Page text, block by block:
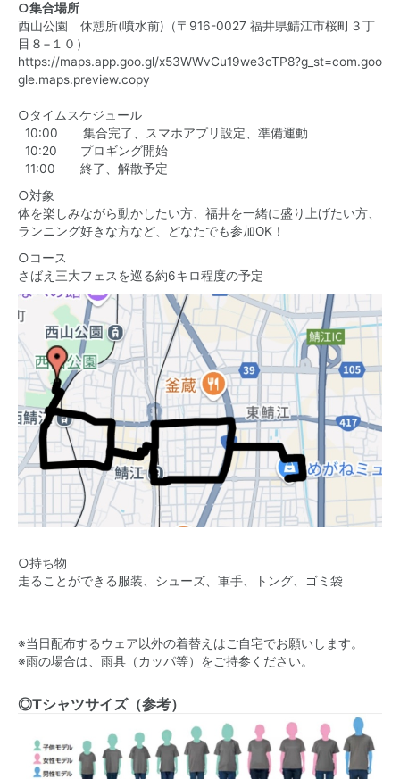
○集合場所
西山公園 休憩所(噴水前)（〒916-0027 福井県鯖江市桜町３丁
目８−１０）
https://maps.app.goo.gl/x53WWvCu19we3cTP8?g_st=com.goo
gle.maps.preview.copy
○タイムスケジュール
10:00 集合完了、スマホアプリ設定、準備運動
10:20 プロギング開始
11:00 終了、解散予定
○対象
体を楽しみながら動かしたい方、福井を一緒に盛り上げたい方、
ランニング好きな方など、どなたでも参加OK！
○コース
さばえ三大フェスを巡る約6キロ程度の予定
○持ち物
走ることができる服装、シューズ、軍手、トング、ゴミ袋
※当日配布するウェア以外の着替えはご自宅でお願いします。
※雨の場合は、雨具（カッパ等）をご持参ください。
◎Tシャツサイズ（参考）